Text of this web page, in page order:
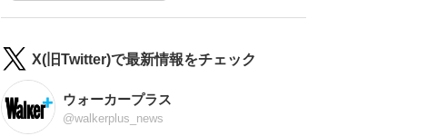
X(旧Twitter)で最新情報をチェック
ウォーカープラス
@walkerplus_news